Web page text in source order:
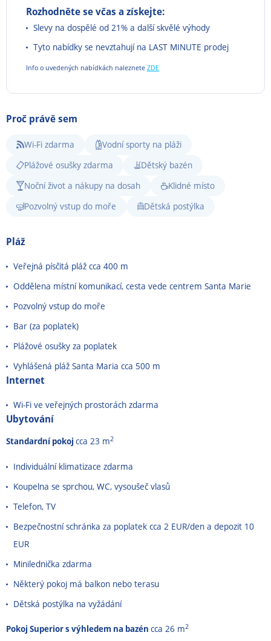
Rozhodněte se včas a získejte:
Slevy na dospělé od 21% a další skvělé výhody
Tyto nabídky se nevztahují na LAST MINUTE prodej
Info o uvedených nabídkách naleznete ZDE
Proč právě sem
Wi-Fi zdarma
Vodní sporty na pláži
Plážové osušky zdarma
Dětský bazén
Noční život a nákupy na dosah
Klidné místo
Pozvolný vstup do moře
Dětská postýlka
Pláž
Veřejná písčitá pláž cca 400 m
Oddělena místní komunikací, cesta vede centrem Santa Marie
Pozvolný vstup do moře
Bar (za poplatek)
Plážové osušky za poplatek
Vyhlášená pláž Santa Maria cca 500 m
Internet
Wi-Fi ve veřejných prostorách zdarma
Ubytování
Standardní pokoj cca 23 m2
Individuální klimatizace zdarma
Koupelna se sprchou, WC, vysoušeč vlasů
Telefon, TV
Bezpečnostní schránka za poplatek cca 2 EUR/den a depozit 10
EUR
Minilednička zdarma
Některý pokoj má balkon nebo terasu
Dětská postýlka na vyžádání
Pokoj Superior s výhledem na bazén cca 26 m2